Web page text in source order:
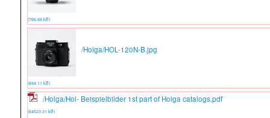
(766.88 kB)
/Holga/HOL-120N-B.jpg
(894.11 kB)
/Holga/Hol- Beispielbilder 1st part of Holga catalogs.pdf
(64523.31 kB)